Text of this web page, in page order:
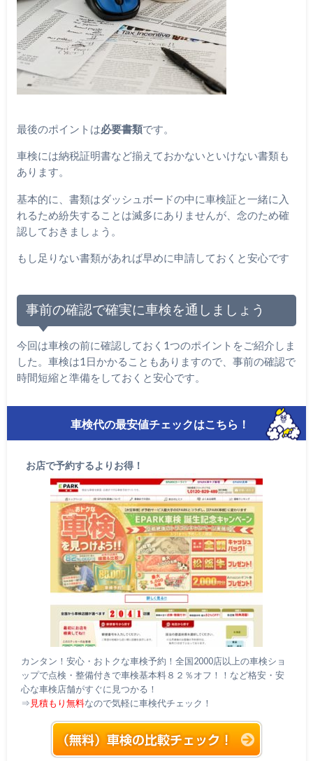
最後のポイントは必要書類です。
車検には納税証明書など揃えておかないといけない書類も
あります。
基本的に、書類はダッシュボードの中に車検証と一緒に入
れるため紛失することは滅多にありませんが、念のため確
認しておきましょう。
もし足りない書類があれば早めに申請しておくと安心です
事前の確認で確実に車検を通しましょう
今回は車検の前に確認しておく1つのポイントをご紹介しま
した。車検は1日かかることもありますので、事前の確認で
時間短縮と準備をしておくと安心です。
車検代の最安値チェックはこちら！
お店で予約するよりお得！
カンタン！安心・おトクな車検予約！全国2000店以上の車検ショ
ップで点検・整備付きで車検基本料８２％オフ！！など格安・安
心な車検店舗がすぐに見つかる！
⇒見積もり無料なので気軽に車検代チェック！